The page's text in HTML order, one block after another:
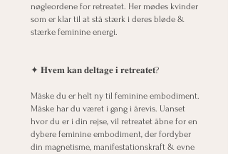
nøgleordene for retreatet. Her mødes kvinder
som er klar til at stå stærk i deres bløde &
stærke feminine energi.
✦ 𝐇𝐯𝐞𝐦 𝐤𝐚𝐧 𝐝𝐞𝐥𝐭𝐚𝐠𝐞 𝐢 𝐫𝐞𝐭𝐫𝐞𝐚𝐭𝐞𝐭?
Måske du er helt ny til feminine embodiment.
Måske har du været i gang i årevis. Uanset
hvor du er i din rejse, vil retreatet åbne for en
dybere feminine embodiment, der fordyber
din magnetisme, manifestationskraft & evne